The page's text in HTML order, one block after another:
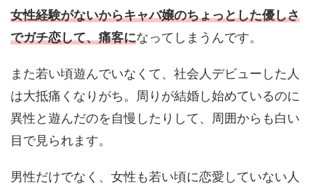
女性経験がないからキャバ嬢のちょっとした優しさ
でガチ恋して、痛客になってしまうんです。
また若い頃遊んでいなくて、社会人デビューした人
は大抵痛くなりがち。周りが結婚し始めているのに
異性と遊んだのを自慢したりして、周囲からも白い
目で見られます。
男性だけでなく、女性も若い頃に恋愛していない人